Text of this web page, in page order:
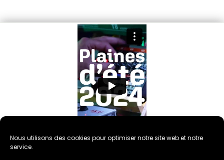
Nous utilisons des cookies pour optimiser notre site web et notre
service.